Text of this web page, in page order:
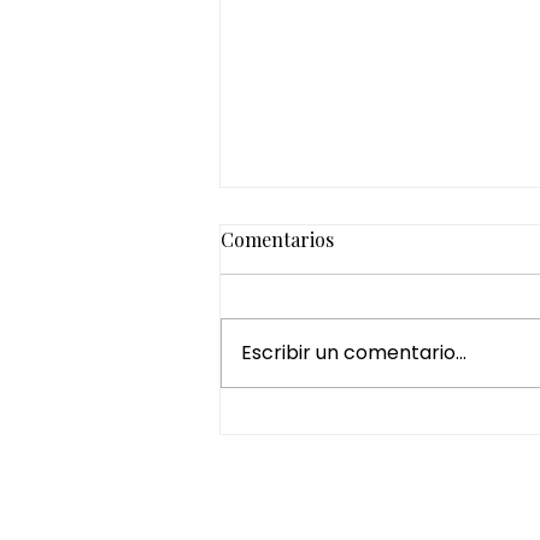
Comentarios
Escribir un comentario...